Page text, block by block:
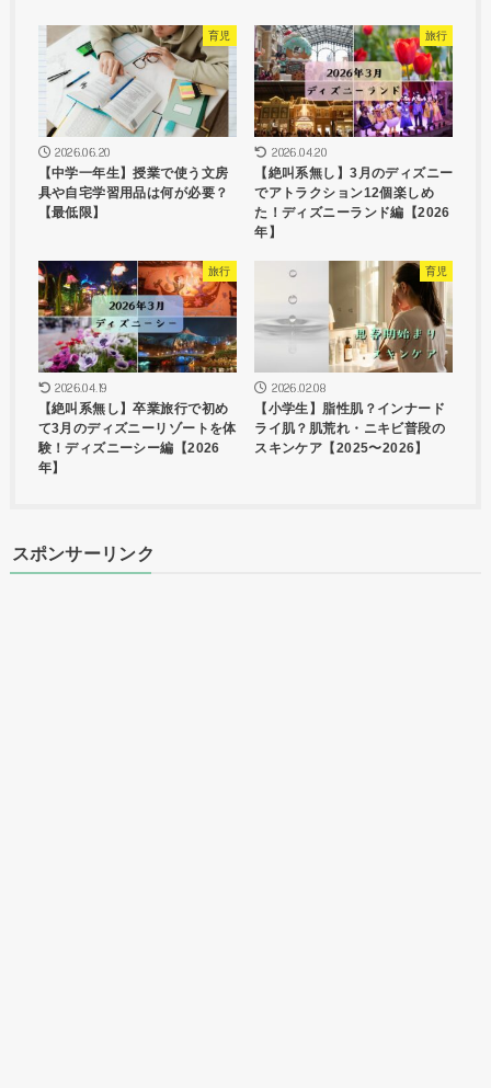
育児
2026.06.20
【中学一年生】授業で使う文房
具や自宅学習用品は何が必要？
【最低限】
旅行
2026.04.20
【絶叫系無し】3月のディズニー
でアトラクション12個楽しめ
た！ディズニーランド編【2026
年】
旅行
2026.04.19
【絶叫系無し】卒業旅行で初め
て3月のディズニーリゾートを体
験！ディズニーシー編【2026
年】
育児
2026.02.08
【小学生】脂性肌？インナード
ライ肌？肌荒れ・ニキビ普段の
スキンケア【2025〜2026】
スポンサーリンク